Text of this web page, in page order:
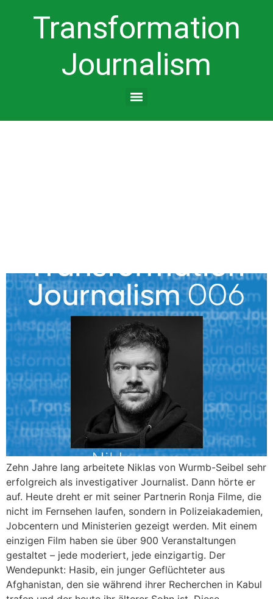
Transformation
Journalism
Zehn Jahre lang arbeitete Niklas von Wurmb-Seibel sehr
erfolgreich als investigativer Journalist. Dann hörte er
auf. Heute dreht er mit seiner Partnerin Ronja Filme, die
nicht im Fernsehen laufen, sondern in Polizeiakademien,
Jobcentern und Ministerien gezeigt werden. Mit einem
einzigen Film haben sie über 900 Veranstaltungen
gestaltet – jede moderiert, jede einzigartig. Der
Wendepunkt: Hasib, ein junger Geflüchteter aus
Afghanistan, den sie während ihrer Recherchen in Kabul